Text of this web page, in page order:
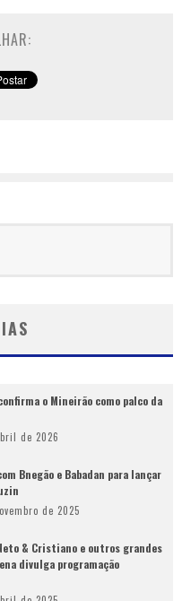
o Mineirão como palco da
de 2026
Bnegão e Babadan para lançar
de 2025
& Cristiano e outros grandes
divulga programação